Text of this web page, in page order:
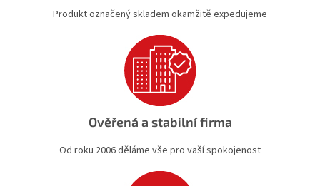
s
u
Produkt označený skladem okamžitě expedujeme
Ověřená a stabilní firma
Od roku 2006 děláme vše pro vaší spokojenost